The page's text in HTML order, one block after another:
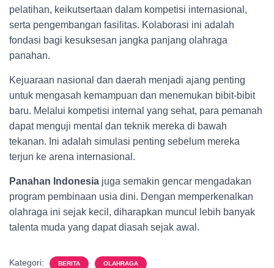
pelatihan, keikutsertaan dalam kompetisi internasional,
serta pengembangan fasilitas. Kolaborasi ini adalah
fondasi bagi kesuksesan jangka panjang olahraga
panahan.
Kejuaraan nasional dan daerah menjadi ajang penting
untuk mengasah kemampuan dan menemukan bibit-bibit
baru. Melalui kompetisi internal yang sehat, para pemanah
dapat menguji mental dan teknik mereka di bawah
tekanan. Ini adalah simulasi penting sebelum mereka
terjun ke arena internasional.
Panahan Indonesia juga semakin gencar mengadakan
program pembinaan usia dini. Dengan memperkenalkan
olahraga ini sejak kecil, diharapkan muncul lebih banyak
talenta muda yang dapat diasah sejak awal.
Kategori: BERITA OLAHRAGA